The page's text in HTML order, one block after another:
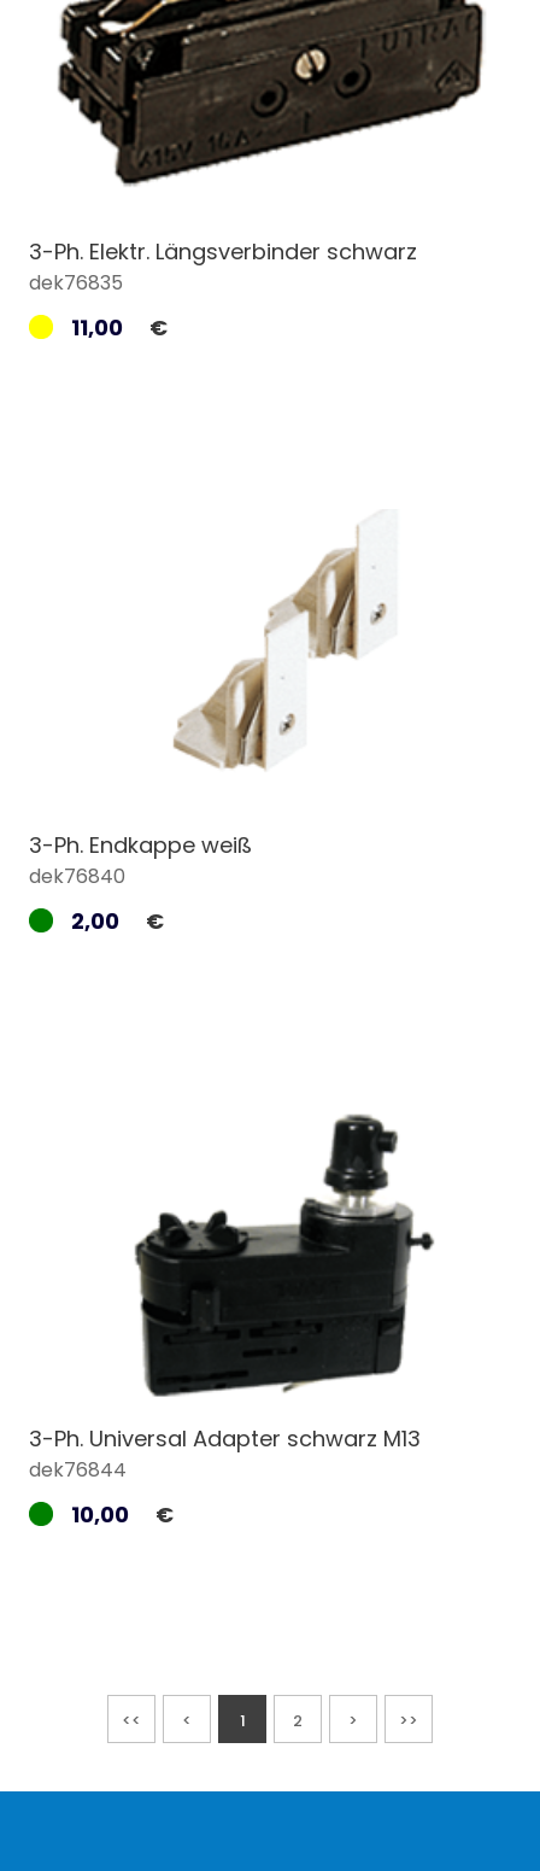
3-Ph. Elektr. Längsverbinder schwarz
dek76835
11,00 €
3-Ph. Endkappe weiß
dek76840
2,00 €
3-Ph. Universal Adapter schwarz M13
dek76844
10,00 €
<< < 1 2 > >>